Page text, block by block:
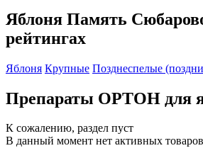
Яблоня Память
рейтингах
Яблоня Крупные Позднеспелые
Препараты ОРТОН для
К сожалению, раздел пуст
В данный момент нет активных товаров